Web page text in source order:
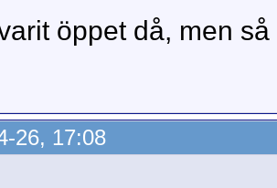
öppet då, men
26, 17:08